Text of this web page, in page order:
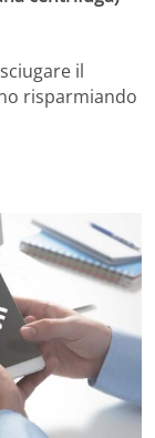
il
risparmiando